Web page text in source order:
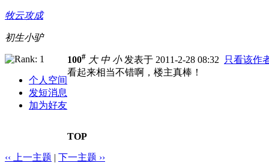
牧云攻成
初生小驴
个人空间
发短消息
加为好友
100# 大 中 小发表于 2011-2-28 08:32
只看该作
看起来相当不错啊，楼主真棒！
TOP
‹‹ 上一主题 | 下一主题 ››